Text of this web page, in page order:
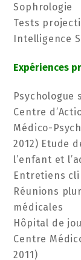
Sophrologie
Tests
Intelligence
Expériences
Psychologue
Centre
Médico-
2012) Etude
l’enfant et
Entretiens
Réunions
médicales
Hôpital de
Centre
2011)